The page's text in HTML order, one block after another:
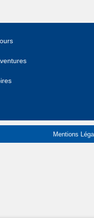
Mentions